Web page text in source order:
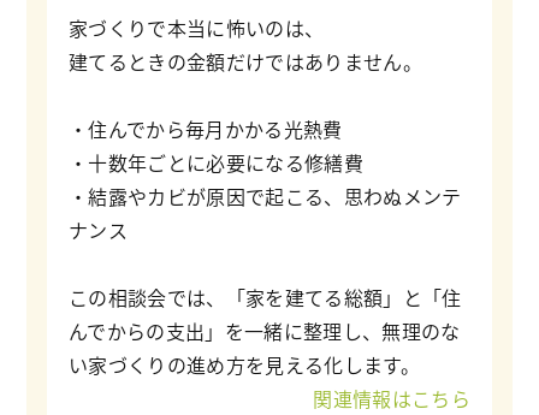
家づくりで本当に怖いのは、
建てるときの金額だけではありません。
・住んでから毎月かかる光熱費
・十数年ごとに必要になる修繕費
・結露やカビが原因で起こる、思わぬメンテ
ナンス
この相談会では、「家を建てる総額」と「住
んでからの支出」を一緒に整理し、無理のな
い家づくりの進め方を見える化します。
関連情報はこちら